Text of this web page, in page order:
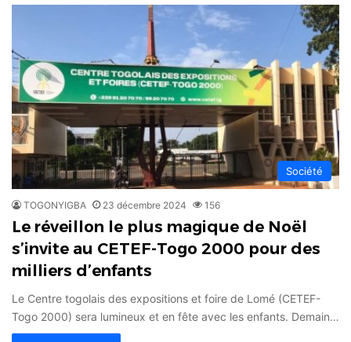
Société
TOGONYIGBA 23 décembre 2024 156
Le réveillon le plus magique de Noël
s’invite au CETEF-Togo 2000 pour des
milliers d’enfants
Le Centre togolais des expositions et foire de Lomé (CETEF-
Togo 2000) sera lumineux et en fête avec les enfants. Demain…